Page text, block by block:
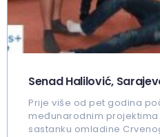
Senad Halilović,
Prije više od pet godina
međunarodnim
sastanku omladine